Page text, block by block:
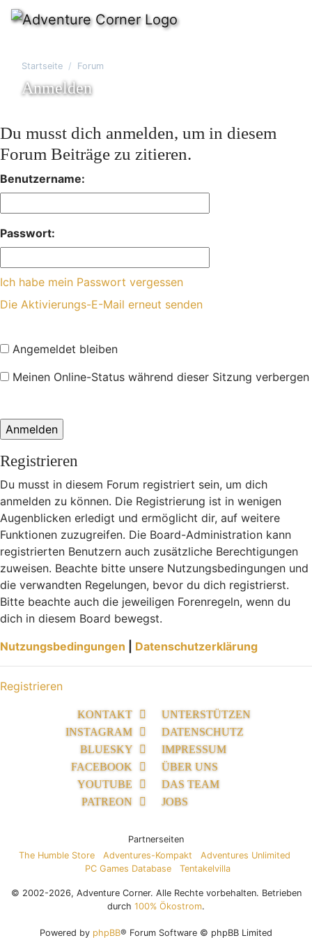
Startseite Forum
Anmelden
Du musst dich anmelden, um in diesem
Forum Beiträge zu zitieren.
Benutzername:
Passwort:
Ich habe mein Passwort vergessen
Die Aktivierungs-E-Mail erneut senden
Angemeldet bleiben
Meinen Online-Status während dieser Sitzung verbergen
Registrieren
Du musst in diesem Forum registriert sein, um dich
anmelden zu können. Die Registrierung ist in wenigen
Augenblicken erledigt und ermöglicht dir, auf weitere
Funktionen zuzugreifen. Die Board-Administration kann
registrierten Benutzern auch zusätzliche Berechtigungen
zuweisen. Beachte bitte unsere Nutzungsbedingungen und
die verwandten Regelungen, bevor du dich registrierst.
Bitte beachte auch die jeweiligen Forenregeln, wenn du
dich in diesem Board bewegst.
Nutzungsbedingungen
Datenschutzerklärung
Registrieren
KONTAKT
INSTAGRAM
BLUESKY
FACEBOOK
YOUTUBE
PATREON
UNTERSTÜTZEN
DATENSCHUTZ
IMPRESSUM
ÜBER UNS
DAS TEAM
JOBS
Partnerseiten
The Humble Store
Adventures-Kompakt
Adventures Unlimited
PC Games Database
Tentakelvilla
© 2002-2026, Adventure Corner. Alle Rechte vorbehalten. Betrieben
durch 100% Ökostrom.
Powered by phpBB® Forum Software © phpBB Limited